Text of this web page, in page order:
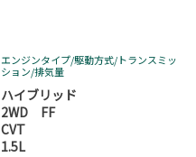
エンジンタイプ/駆動方式/トランスミッ
ション/排気量
ハイブリッド
2WD FF
CVT
1.5L